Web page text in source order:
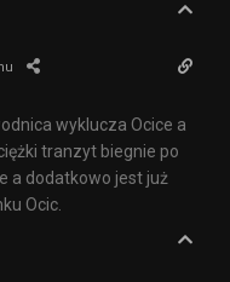
wyklucza Ocice a
tranzyt biegnie po
a dodatkowo jest już
Ocic.